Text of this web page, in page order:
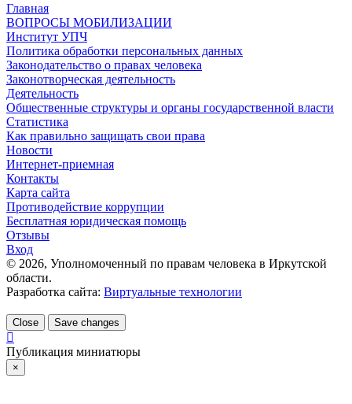
Главная
ВОПРОСЫ МОБИЛИЗАЦИИ
Институт УПЧ
Политика обработки персональных данных
Законодательство о правах человека
Законотворческая деятельность
Деятельность
Общественные структуры и органы государственной власти
Статистика
Как правильно защищать свои права
Новости
Интернет-приемная
Контакты
Карта сайта
Противодействие коррупции
Бесплатная юридическая помощь
Отзывы
Вход
© 2026, Уполномоченный по правам человека в Иркутской
области.
Разработка сайта: Виртуальные технологии
Close Save changes
Публикация миниатюры
×